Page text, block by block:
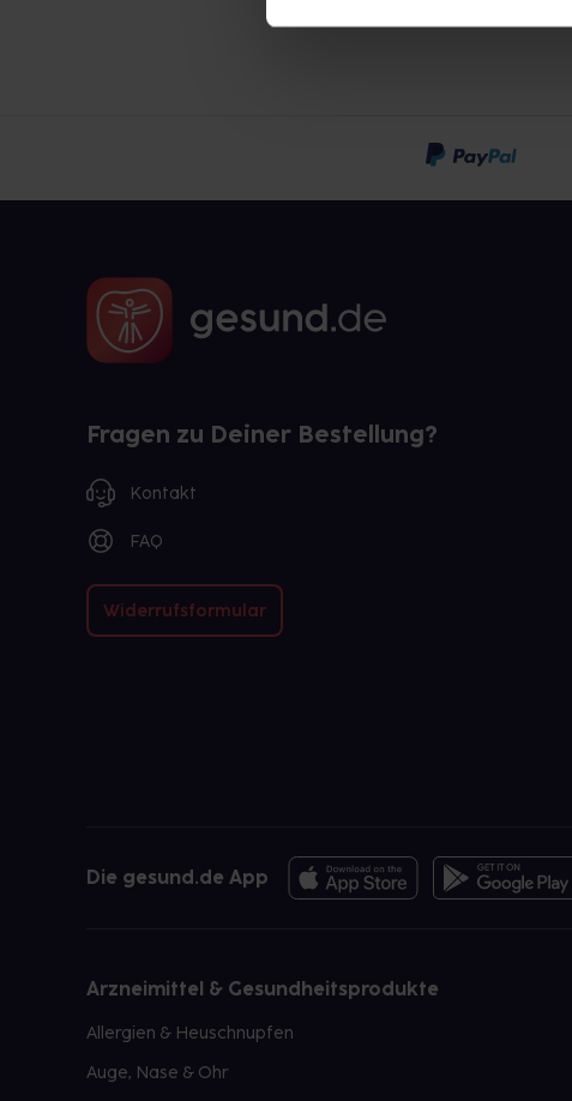
Fragen zu Deiner Bestellung?
Kontakt
FAQ
Widerrufsformular
Die gesund.de App
Arzneimittel & Gesundheitsprodukte
Allergien & Heuschnupfen
Auge, Nase & Ohr